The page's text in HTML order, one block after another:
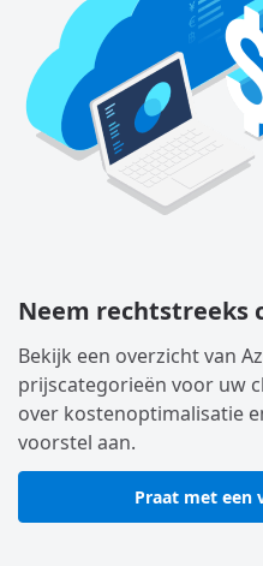
Neem rechtstreeks
Bekijk een overzicht van
prijscategorieën voor uw
over kostenoptimalisatie
voorstel aan.
Praat met een